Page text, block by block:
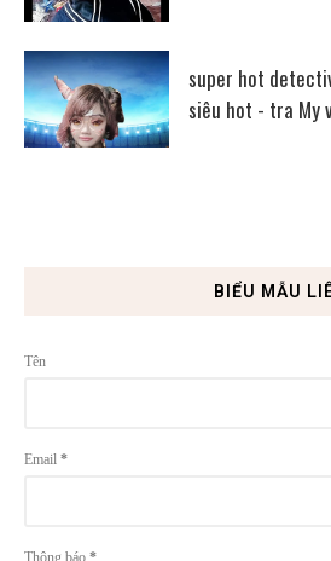
super hot
siêu hot - tra My
BIỂU MẪU
Tên
Email *